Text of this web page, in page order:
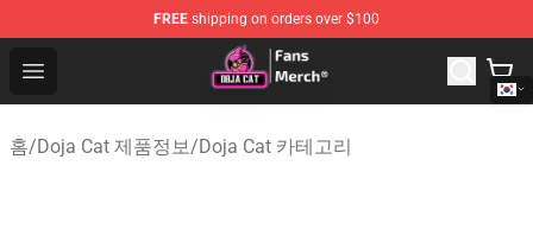
FREE shipping on orders over $100
Open menu
Doja Cat Store - Official Doja Cat Merchandise Shop
홈/Doja Cat 제품정보/Doja Cat 카테고리